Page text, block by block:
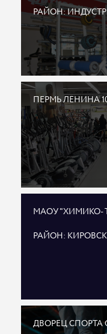
РАЙОН:
ПЕРМЬ ЛЕНИНА
МАОУ "ХИМИКО-
РАЙОН:
ДВОРЕЦ СПОРТА